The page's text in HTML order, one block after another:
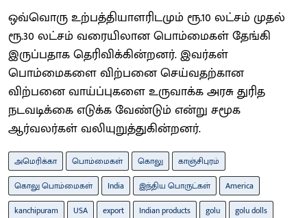
ஒவ்வொரு உற்பத்தியாளரிடமும் ரூ.10 லட்சம் முதல்
ரூ.30 லட்சம் வரையிலான பொம்மைகள் தேங்கி
இருப்பதாக தெரிவிக்கின்றனர். இவர்கள்
பொம்மைகளை விற்பனை செய்வதற்கான
விற்பனை வாய்ப்புகளை உருவாக்க அரசு துரித
நடவடிக்கை எடுக்க வேண்டும் என்று சமூக
ஆர்வலர்கள் வலியுறுத்துகின்றனர்.
அமெரிக்கா பொம்மைகள் கொலு
காஞ்சிபுரம்
கொலு பொம்மைகள்
India இந்திய பொருட்கள்
America
kanchipuram
USA export Indian products golu
golu dolls